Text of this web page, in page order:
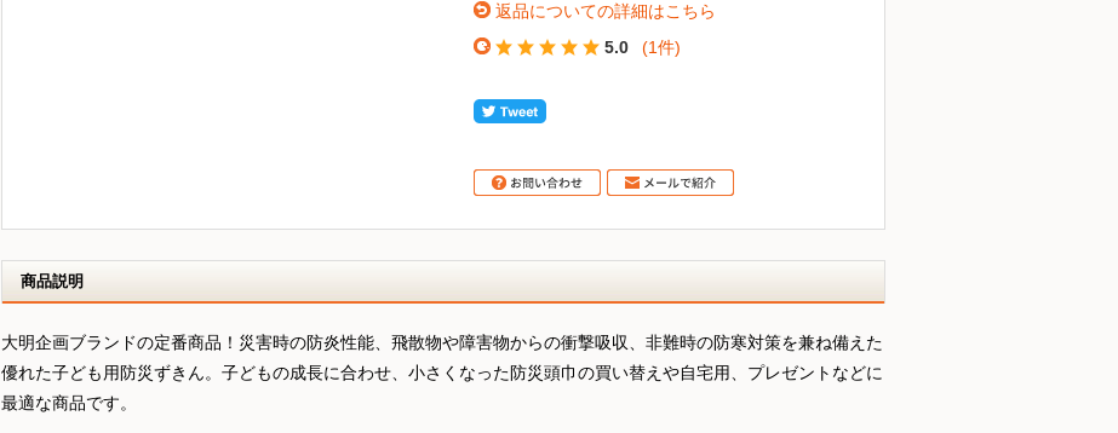
返品についての詳細はこちら
5.0
(1件)
商品説明
大明企画ブランドの定番商品！災害時の防炎性能、飛散物や障害物からの衝撃吸収、非難時の防寒対策を兼ね備えた
優れた子ども用防災ずきん。子どもの成長に合わせ、小さくなった防災頭巾の買い替えや自宅用、プレゼントなどに
最適な商品です。